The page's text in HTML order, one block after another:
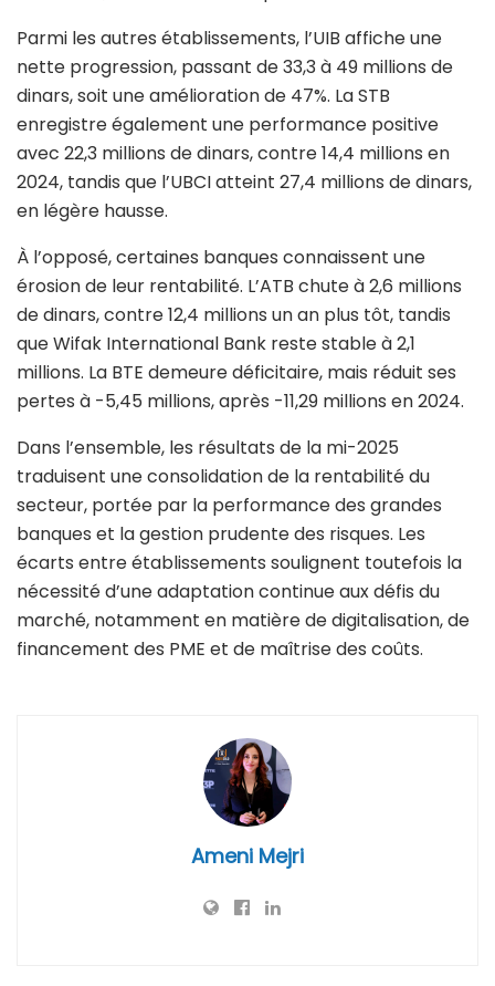
Parmi les autres établissements, l’UIB affiche une
nette progression, passant de 33,3 à 49 millions de
dinars, soit une amélioration de 47%. La STB
enregistre également une performance positive
avec 22,3 millions de dinars, contre 14,4 millions en
2024, tandis que l’UBCI atteint 27,4 millions de dinars,
en légère hausse.
À l’opposé, certaines banques connaissent une
érosion de leur rentabilité. L’ATB chute à 2,6 millions
de dinars, contre 12,4 millions un an plus tôt, tandis
que Wifak International Bank reste stable à 2,1
millions. La BTE demeure déficitaire, mais réduit ses
pertes à -5,45 millions, après -11,29 millions en 2024.
Dans l’ensemble, les résultats de la mi-2025
traduisent une consolidation de la rentabilité du
secteur, portée par la performance des grandes
banques et la gestion prudente des risques. Les
écarts entre établissements soulignent toutefois la
nécessité d’une adaptation continue aux défis du
marché, notamment en matière de digitalisation, de
financement des PME et de maîtrise des coûts.
Ameni Mejri